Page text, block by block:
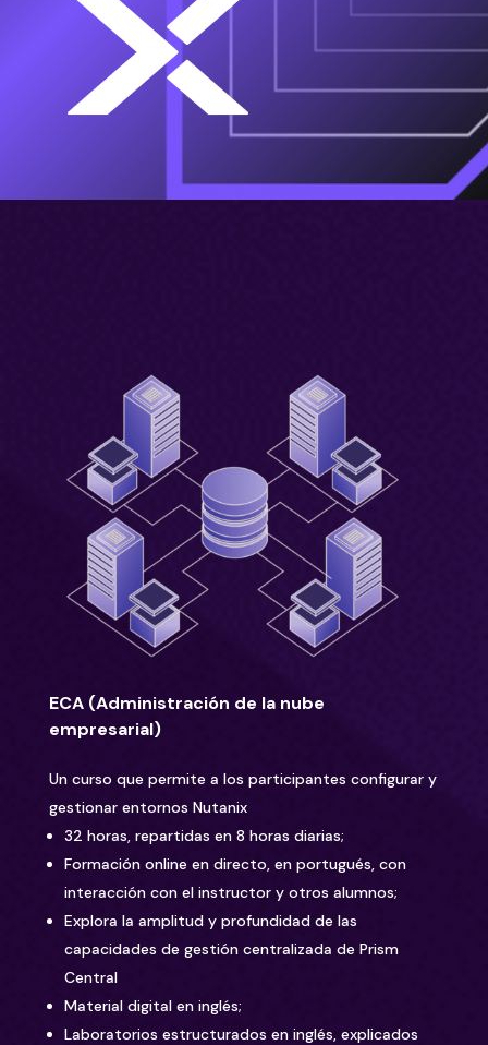
ECA (Administración de la nube
empresarial)
Un curso que permite a los participantes configurar y
gestionar entornos Nutanix
32 horas, repartidas en 8 horas diarias;
Formación online en directo, en portugués, con
interacción con el instructor y otros alumnos;
Explora la amplitud y profundidad de las
capacidades de gestión centralizada de Prism
Central
Material digital en inglés;
Laboratorios estructurados en inglés, explicados